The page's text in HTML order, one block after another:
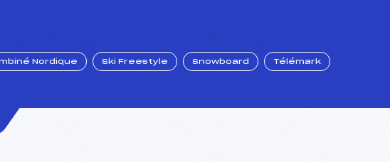
Nordique Ski Freestyle Snowboard Télémark